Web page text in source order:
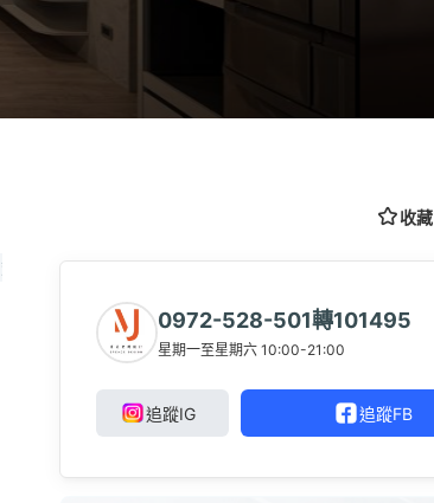
收藏
簽訂合約保障 完工保固 階段檢核
0972-528-501轉101495
星期一至星期六 10:00-21:00
追蹤IG 追蹤FB